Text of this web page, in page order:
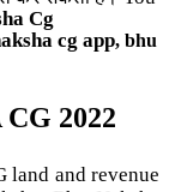
Cg
cg app, bhu
2022
land and revenue